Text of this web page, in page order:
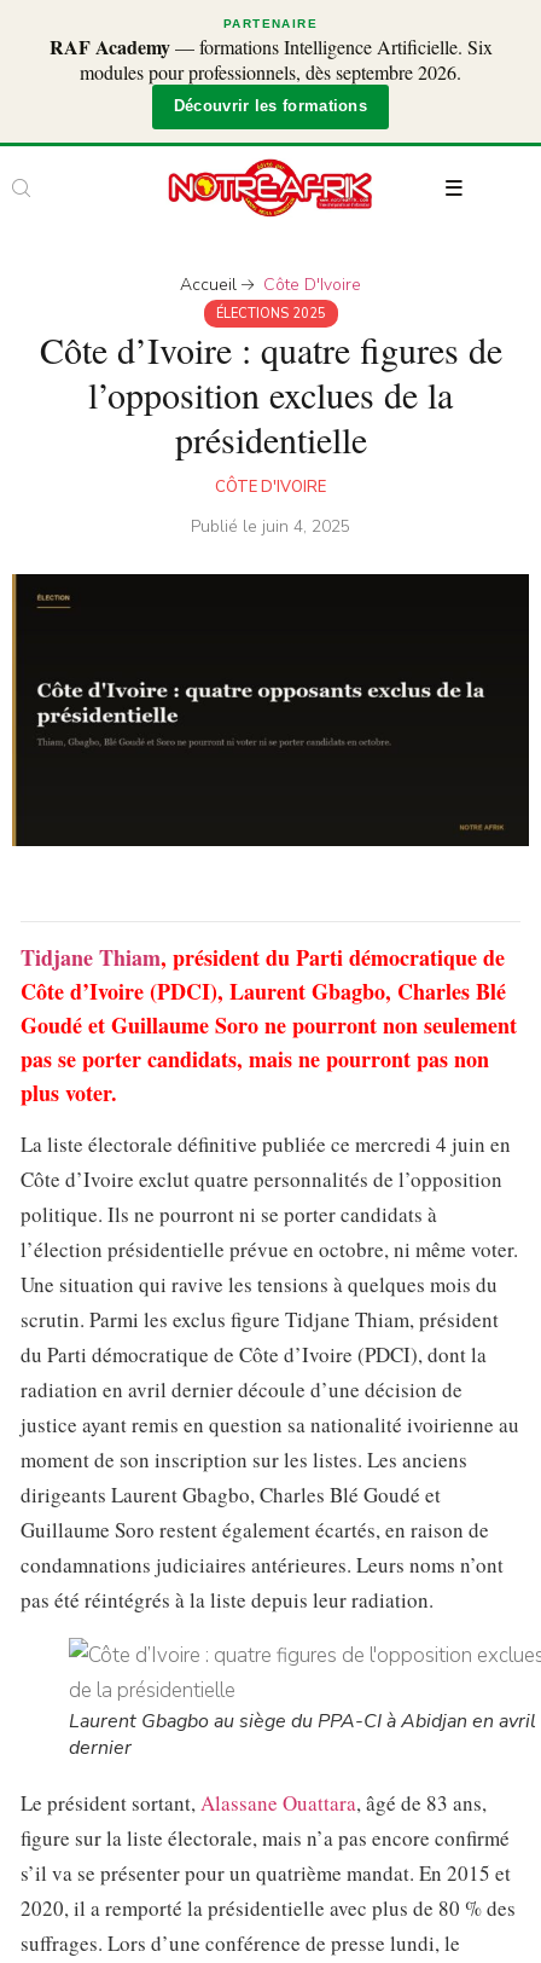
PARTENAIRE
RAF Academy— formations Intelligence Artificielle. Six
modules pour professionnels, dès septembre 2026.
Découvrir les formations
Accueil Côte D'Ivoire
ÉLECTIONS 2025
Côte d’Ivoire : quatre figures de
l’opposition exclues de la
présidentielle
CÔTE D'IVOIRE
Publié le juin 4, 2025
Tidjane Thiam, président du Parti démocratique de
Côte d’Ivoire (PDCI), Laurent Gbagbo, Charles Blé
Goudé et Guillaume Soro ne pourront non seulement
pas se porter candidats, mais ne pourront pas non
plus voter.
La liste électorale définitive publiée ce mercredi 4 juin en
Côte d’Ivoire exclut quatre personnalités de l’opposition
politique. Ils ne pourront ni se porter candidats à
l’élection présidentielle prévue en octobre, ni même voter.
Une situation qui ravive les tensions à quelques mois du
scrutin. Parmi les exclus figure Tidjane Thiam, président
du Parti démocratique de Côte d’Ivoire (PDCI), dont la
radiation en avril dernier découle d’une décision de
justice ayant remis en question sa nationalité ivoirienne au
moment de son inscription sur les listes. Les anciens
dirigeants Laurent Gbagbo, Charles Blé Goudé et
Guillaume Soro restent également écartés, en raison de
condamnations judiciaires antérieures. Leurs noms n’ont
pas été réintégrés à la liste depuis leur radiation.
Laurent Gbagbo au siège du PPA-CI à Abidjan en avril
dernier
Le président sortant,Alassane Ouattara, âgé de 83 ans,
figure sur la liste électorale, mais n’a pas encore confirmé
s’il va se présenter pour un quatrième mandat. En 2015 et
2020, il a remporté la présidentielle avec plus de 80 % des
suffrages. Lors d’une conférence de presse lundi, le